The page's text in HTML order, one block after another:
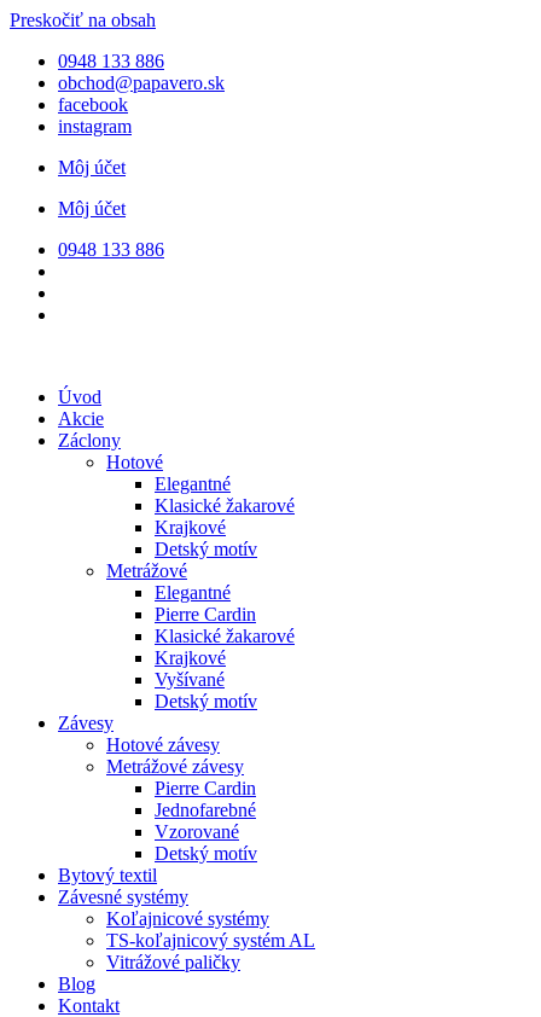
Preskočiť na obsah
0948 133 886
obchod@papavero.sk
facebook
instagram
Môj účet
Môj účet
0948 133 886
Úvod
Akcie
Záclony
Hotové
Elegantné
Klasické žakarové
Krajkové
Detský motív
Metrážové
Elegantné
Pierre Cardin
Klasické žakarové
Krajkové
Vyšívané
Detský motív
Závesy
Hotové závesy
Metrážové závesy
Pierre Cardin
Jednofarebné
Vzorované
Detský motív
Bytový textil
Závesné systémy
Koľajnicové systémy
TS-koľajnicový systém AL
Vitrážové paličky
Blog
Kontakt